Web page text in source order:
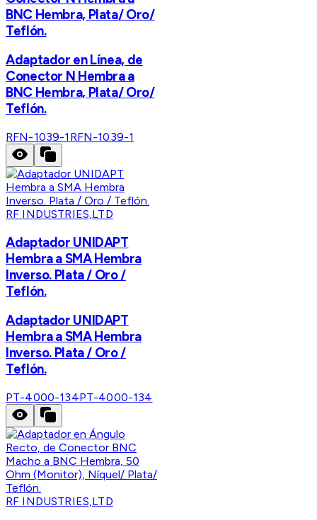
BNC Hembra, Plata/ Oro/
Teflón.
Adaptador en Línea, de
Conector N Hembra a
BNC Hembra, Plata/ Oro/
Teflón.
RFN-1039-1 RFN-1039-1
RF INDUSTRIES,LTD
Adaptador UNIDAPT
Hembra a SMA Hembra
Inverso. Plata / Oro /
Teflón.
Adaptador UNIDAPT
Hembra a SMA Hembra
Inverso. Plata / Oro /
Teflón.
PT-4000-134PT-4000-134
RF INDUSTRIES,LTD